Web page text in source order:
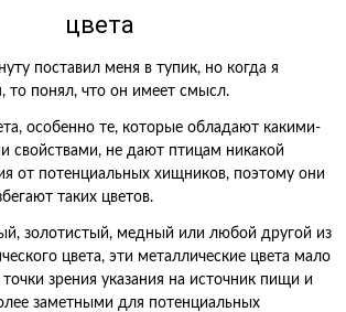
цвета
поставил меня в тупик, но когда я
то понял, что он имеет смысл.
особенно те, которые обладают какими-
не дают птицам никакой
от потенциальных хищников, поэтому они
таких цветов.
золотистый, медный или любой другой из
цвета, эти металлические цвета мало
зрения указания на источник пищи и
заметными для потенциальных